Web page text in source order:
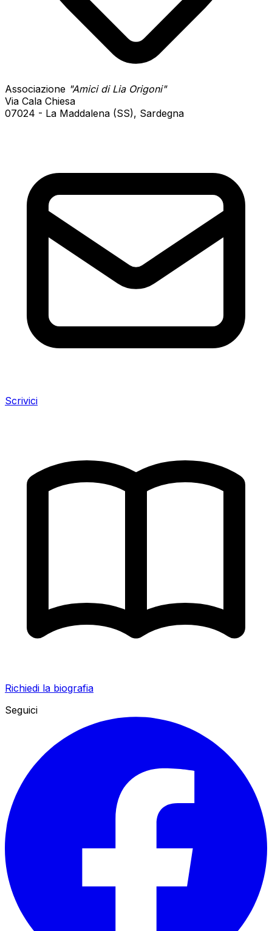
Associazione "Amici di Lia Origoni"
Via Cala Chiesa
07024 - La Maddalena (SS), Sardegna
Scrivici
Richiedi la biografia
Seguici